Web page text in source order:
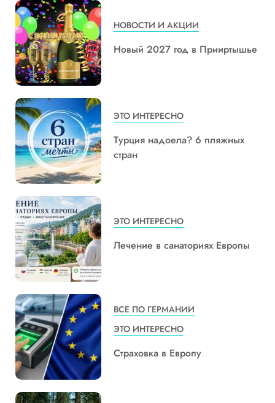
НОВОСТИ И АКЦИИ
Новый 2027 год в Прииртышье
ЭТО ИНТЕРЕСНО
Турция надоела? 6 пляжных
стран
ЭТО ИНТЕРЕСНО
Лечение в санаториях Европы
ВСЕ ПО ГЕРМАНИИ
ЭТО ИНТЕРЕСНО
Страховка в Европу